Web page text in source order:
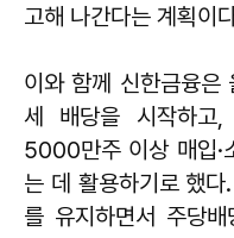
고해 나간다는 계획이
이와 함께 신한금융은
세 배당을 시작하고
5000만주 이상 매입·
는 데 활용하기로 했
를 유지하면서 주당